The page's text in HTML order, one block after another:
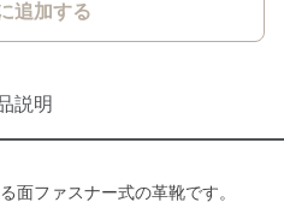
追加する
説明
面ファスナー式の革靴です。